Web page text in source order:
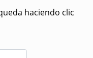
haciendo clic